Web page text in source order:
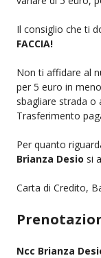
Il consiglio che ti
FACCIA!
Non ti affidare al
per 5 euro in
sbagliare strada o
Trasferimento
Per quanto
Brianza Desio si
Carta di Credito,
Ncc Brianza